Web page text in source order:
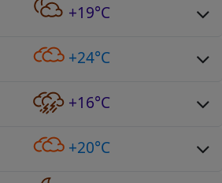
+19°C
+24°C
+16°C
+20°C